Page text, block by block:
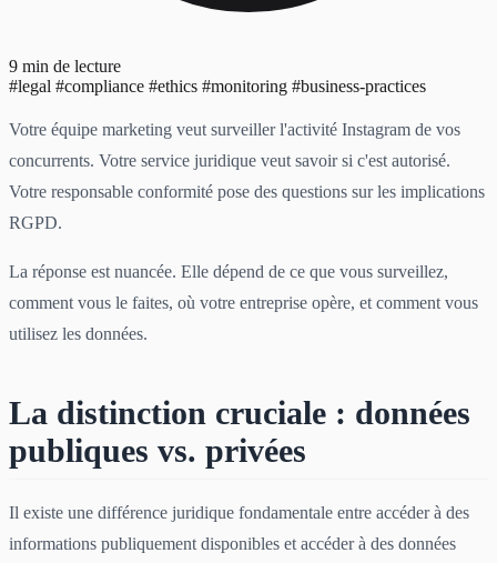
9 min de lecture
#legal #compliance #ethics #monitoring #business-practices
Votre équipe marketing veut surveiller l'activité Instagram de vos
concurrents. Votre service juridique veut savoir si c'est autorisé.
Votre responsable conformité pose des questions sur les implications
RGPD.
La réponse est nuancée. Elle dépend de ce que vous surveillez,
comment vous le faites, où votre entreprise opère, et comment vous
utilisez les données.
La distinction cruciale : données
publiques vs. privées
Il existe une différence juridique fondamentale entre accéder à des
informations publiquement disponibles et accéder à des données